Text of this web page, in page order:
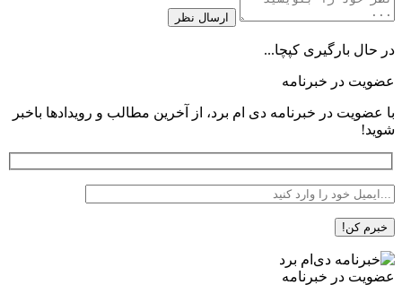
در حال بارگیری کپچا...
عضویت در خبرنامه
با عضویت در خبرنامه دی ام برد، از آخرین مطالب و رویدادها باخبر
شوید!
عضویت در خبرنامه